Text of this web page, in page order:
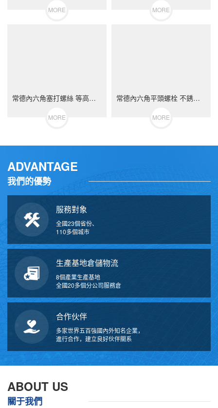
MORE MORE
常德內六角塞打螺絲 等高限位螺栓 不銹鋼（304/316）碳鋼 合金鋼
MORE
常德內六角平頭螺栓 不銹鋼（304/316）碳鋼 合金鋼
MORE
ADVANTAGE
我們的優勢
服務對象
全國23個省份、
110多個城市
生產基地倉儲物流
8個產業生產基地
全國20多個分公司服務倉
合作伙伴
多家世界五百強國內外知名企業，
進行合作，建立良好伙伴關系
ABOUT US
關于我們